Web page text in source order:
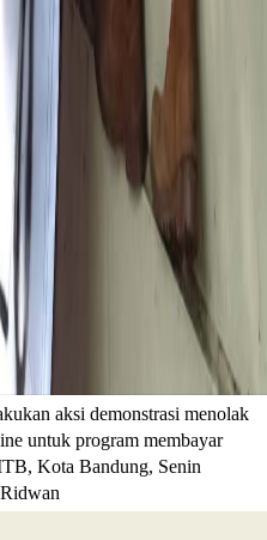
aksi demonstrasi menolak
untuk program membayar
Kota Bandung, Senin